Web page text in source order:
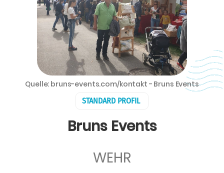
STANDARD PROFIL
Bruns Events
WEHR
Quelle: bruns-events.com/kontakt - Bruns Events